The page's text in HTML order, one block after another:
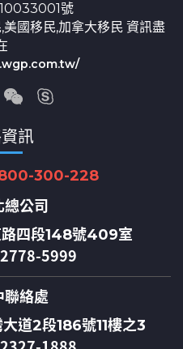
號
國移民,加拿大移民 資訊盡
訊
300-228
總公司
路四段148號409室
5999
聯絡處
道2段186號11樓之3